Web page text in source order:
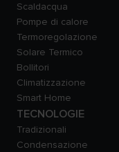
Scaldacqua
Pompe di calore
Termoregolazione
Solare Termico
Bollitori
Climatizzazione
Smart Home
TECNOLOGIE
Tradizionali
Condensazione